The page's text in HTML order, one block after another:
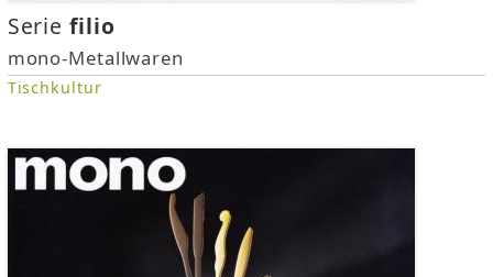
Serie filio
mono-Metallwaren
Tischkultur